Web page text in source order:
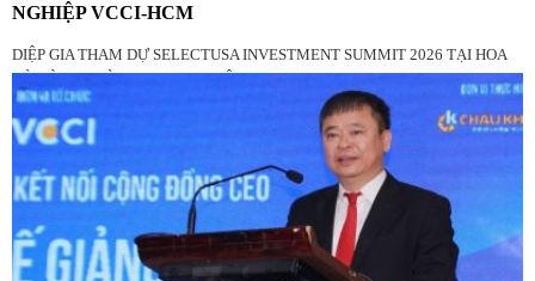
NGHIỆP VCCI-HCM
DIỆP GIA THAM DỰ SELECTUSA INVESTMENT SUMMIT 2026 TẠI HOA
KỲ CÙNG ĐOÀN DOANH NGHIỆP VCCI-HCM